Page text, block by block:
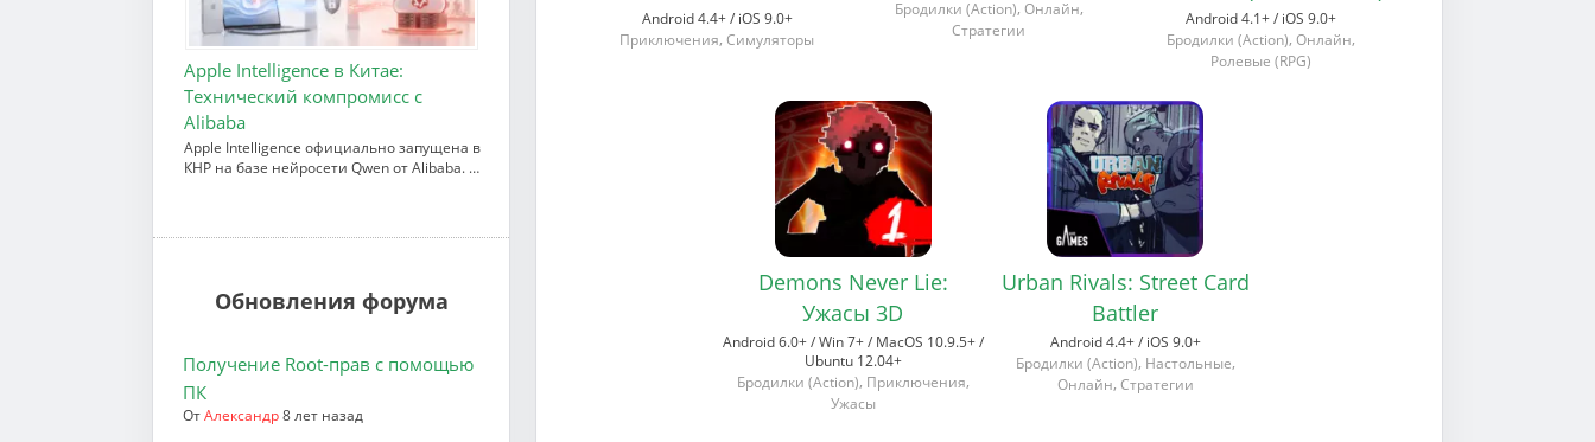
Android 4.4+ / iOS 9.0+
Приключения,Симуляторы
Бродилки (Action), Онлайн,
Стратегии
Android 4.1+ / iOS 9.0+
Бродилки (Action),Онлайн,
Ролевые (RPG)
Demons Never Lie:
Ужасы 3D
Android 6.0+ / Win 7+ / MacOS 10.9.5+ /
Ubuntu 12.04+
Бродилки (Action), Приключения,
Ужасы
Urban Rivals: Street Card
Battler
Android 4.4+ / iOS 9.0+
Бродилки (Action), Настольные,
Онлайн, Стратегии
Apple Intelligence в Китае:
Технический компромисс с
Alibaba
Apple Intelligence официально запущена в
КНР на базе нейросети Qwen от Alibaba. …
Обновления форума
Получение Root-прав с помощью
ПК
ОтАлександр8 лет назад